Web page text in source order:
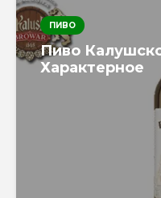
ПИВО
Пиво
Характерное